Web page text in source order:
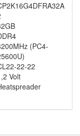
(PC4-
)
22-22
Volt